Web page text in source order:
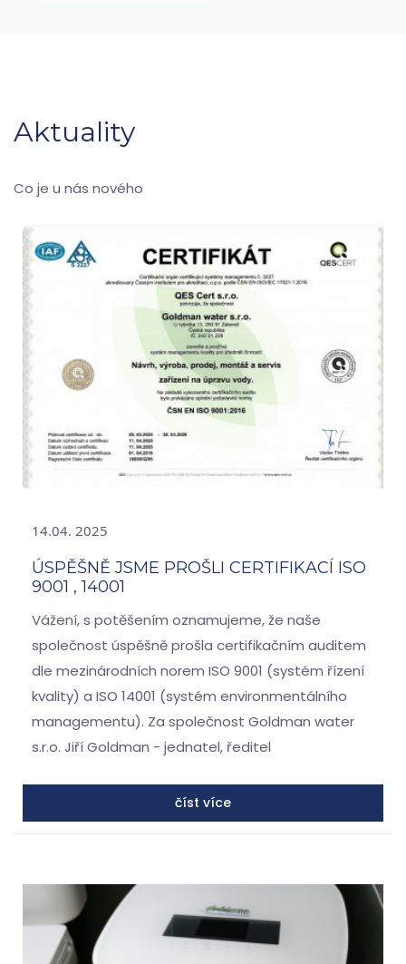
Aktuality
Co je u nás nového
14.04. 2025
ÚSPĚŠNĚ JSME PROŠLI CERTIFIKACÍ ISO
9001 , 14001
Vážení, s potěšením oznamujeme, že naše
společnost úspěšně prošla certifikačním auditem
dle mezinárodních norem ISO 9001 (systém řízení
kvality) a ISO 14001 (systém environmentálního
managementu). Za společnost Goldman water
s.r.o. Jiří Goldman - jednatel, ředitel
číst více